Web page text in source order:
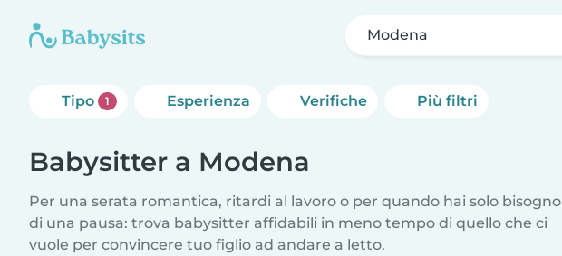
Modena
Tipo 1 Esperienza Verifiche Più filtri
Babysitter a Modena
Per una serata romantica, ritardi al lavoro o per quando hai solo bisogno
di una pausa: trova babysitter affidabili in meno tempo di quello che ci
vuole per convincere tuo figlio ad andare a letto.